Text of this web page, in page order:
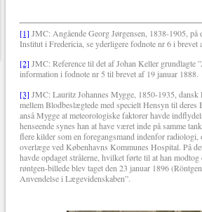
[1] JMC: Angående Georg Jørgensen, 1838-1905,
Institut i Fredericia, se yderligere fodnote nr 6 i brevet
[2] JMC: Reference til det af Johan Keller grundlagte
information i fodnote nr 5 til brevet af 19 januar 1888.
[3] JMC: Lauritz Johannes Mygge, 1850-1935,
mellem Blodbeslægtede med specielt Hensyn til
anså Mygge at meteorologiske faktorer havde
henseende synes han at have været inde på samme
flere kilder som en foregangsmand indenfor
overlæge ved Københavns Kommunes Hospital. På
havde opdaget strålerne, hvilket førte til at han
røntgen-billede blev taget den 23 januar 1896
Anvendelse i Lægevidenskaben”.